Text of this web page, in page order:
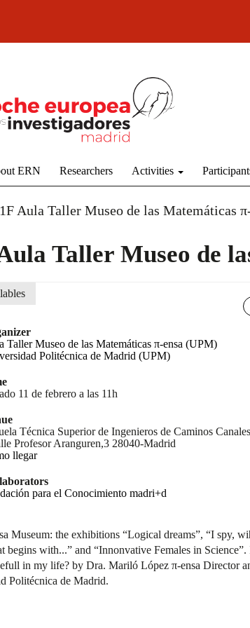
ERN Researchers Activities
Aula Taller Museo de las Matemáticas
Taller Museo de
Taller Museo de las Matemáticas π-ensa (UPM)
Politécnica de Madrid (UPM)
11 de febrero a las 11h
Técnica Superior de Ingenieros de Caminos
Profesor Aranguren,3 28040-Madrid
llegar
para el Conocimiento madri+d
Museum: the exhibitions “Logical dreams”, “I spy,
begins with...” and “Innonvative Females in
in my life? by Dra. Mariló López π-ensa Director
Politécnica de Madrid.